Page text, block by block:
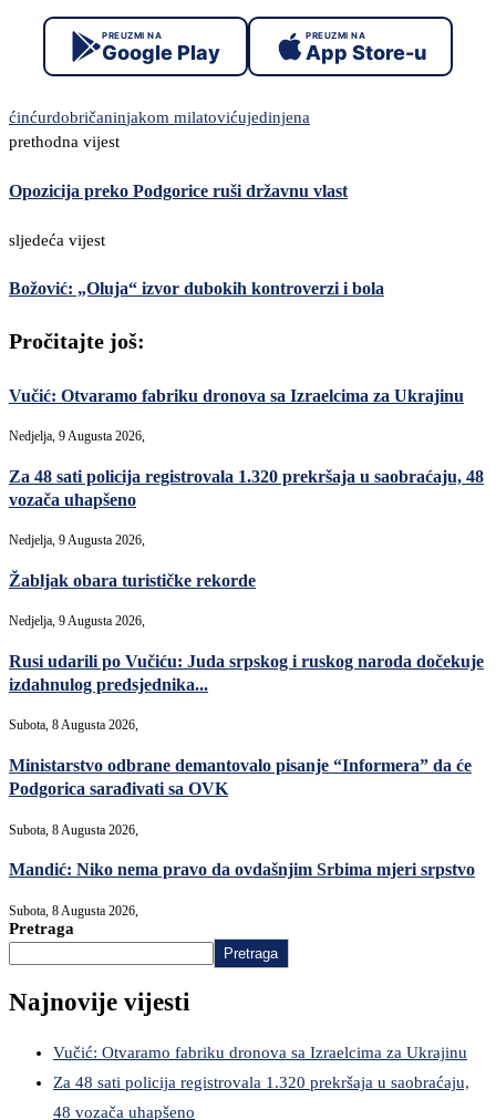
PREUZMI NA
Google Play
PREUZMI NA
App Store-u
ćinćurdobričaninjakom milatovićujedinjena
prethodna vijest
Opozicija preko Podgorice ruši državnu vlast
sljedeća vijest
Božović: „Oluja“ izvor dubokih kontroverzi i bola
Pročitajte još:
Vučić: Otvaramo fabriku dronova sa Izraelcima za Ukrajinu
Nedjelja, 9 Augusta 2026,
Za 48 sati policija registrovala 1.320 prekršaja u saobraćaju, 48
vozača uhapšeno
Nedjelja, 9 Augusta 2026,
Žabljak obara turističke rekorde
Nedjelja, 9 Augusta 2026,
Rusi udarili po Vučiću: Juda srpskog i ruskog naroda dočekuje
izdahnulog predsjednika...
Subota, 8 Augusta 2026,
Ministarstvo odbrane demantovalo pisanje “Informera” da će
Podgorica sarađivati sa OVK
Subota, 8 Augusta 2026,
Mandić: Niko nema pravo da ovdašnjim Srbima mjeri srpstvo
Subota, 8 Augusta 2026,
Pretraga
Pretraga
Najnovije vijesti
Vučić: Otvaramo fabriku dronova sa Izraelcima za Ukrajinu
Za 48 sati policija registrovala 1.320 prekršaja u saobraćaju,
48 vozača uhapšeno